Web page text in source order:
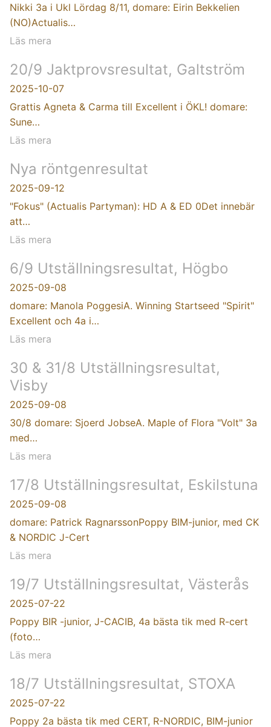
Nikki 3a i Ukl Lördag 8/11, domare: Eirin Bekkelien
(NO)Actualis…
Läs mera
20/9 Jaktprovsresultat, Galtström
2025-10-07
Grattis Agneta & Carma till Excellent i ÖKL! domare:
Sune…
Läs mera
Nya röntgenresultat
2025-09-12
"Fokus" (Actualis Partyman): HD A & ED 0Det innebär
att…
Läs mera
6/9 Utställningsresultat, Högbo
2025-09-08
domare: Manola PoggesiA. Winning Startseed "Spirit"
Excellent och 4a i…
Läs mera
30 & 31/8 Utställningsresultat,
Visby
2025-09-08
30/8 domare: Sjoerd JobseA. Maple of Flora "Volt" 3a
med…
Läs mera
17/8 Utställningsresultat, Eskilstuna
2025-09-08
domare: Patrick RagnarssonPoppy BIM-junior, med CK
& NORDIC J-Cert
Läs mera
19/7 Utställningsresultat, Västerås
2025-07-22
Poppy BIR -junior, J-CACIB, 4a bästa tik med R-cert
(foto…
Läs mera
18/7 Utställningsresultat, STOXA
2025-07-22
Poppy 2a bästa tik med CERT, R-NORDIC, BIM-junior